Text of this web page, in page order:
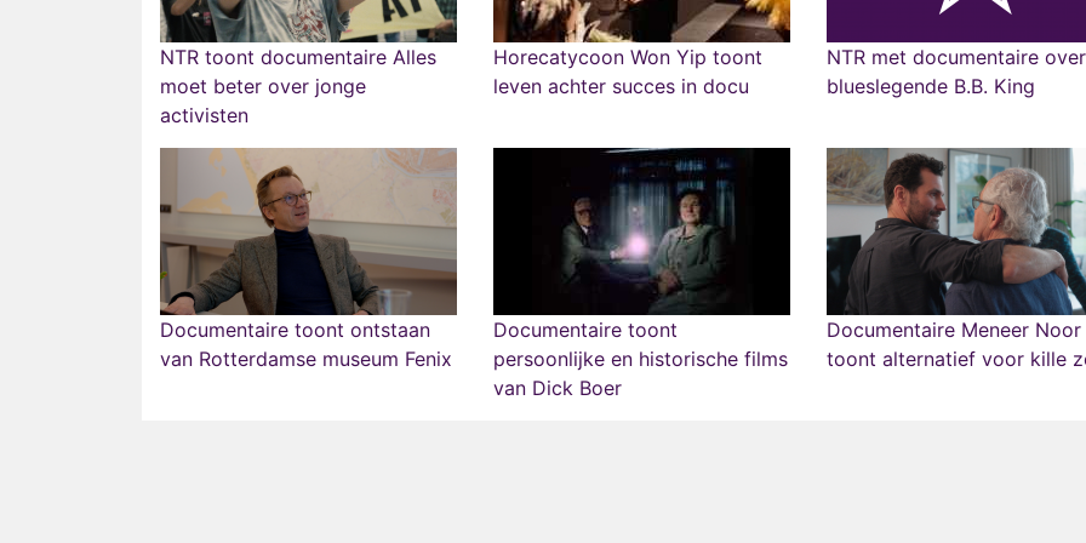
NTR toont documentaire Alles
moet beter over jonge
activisten
Horecatycoon Won Yip toont
leven achter succes in docu
NTR met documentaire over
blueslegende B.B. King
Documentaire toont ontstaan
van Rotterdamse museum Fenix
Documentaire toont
persoonlijke en historische films
van Dick Boer
Documentaire Meneer Noor
toont alternatief voor kille